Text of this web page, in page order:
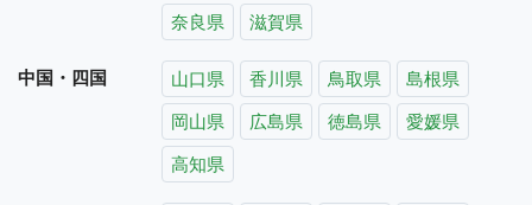
奈良県
滋賀県
中国・四国 山口県 香川県 鳥取県
島根県
岡山県
広島県 徳島県
愛媛県
高知県